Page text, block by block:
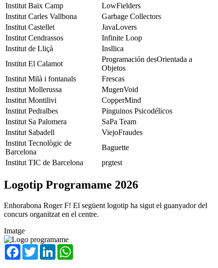
Institut Baix Camp
LowFielders
Institut Carles Vallbona
Garbage Collectors
Institut Castellet
JavaLovers
Institut Cendrassos
Infinite Loop
Institut de Lliçà
Insllica
Institut El Calamot
Programación desOrientada a
Objetos
Institut Milà i fontanals
Frescas
Institut Mollerussa
MugenVoid
Institut Montilivi
CopperMind
Institut Pedralbes
Pinguinos Psicodélicos
Institut Sa Palomera
SaPa Team
Institut Sabadell
ViejoFraudes
Institut Tecnològic de
Barcelona
Baguette
Institut TIC de Barcelona
prgtest
Logotip Programame 2026
Enhorabona Roger F! El següent logotip ha sigut el guanyador del
concurs organitzat en el centre.
Imatge
FacebookTwitterLinkedIn